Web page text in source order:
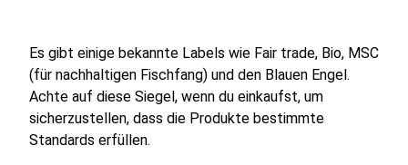
Es gibt einige bekannte Labels wie Fair trade, Bio, MSC
(für nachhaltigen Fischfang) und den Blauen Engel.
Achte auf diese Siegel, wenn du einkaufst, um
sicherzustellen, dass die Produkte bestimmte
Standards erfüllen.